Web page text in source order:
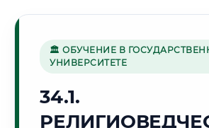
специальности"
Стоимость по программам обучения
Стоимость по программам обучения
🏛 ОБУЧЕНИЕ В
УНИВЕРСИТЕТЕ
34.1.